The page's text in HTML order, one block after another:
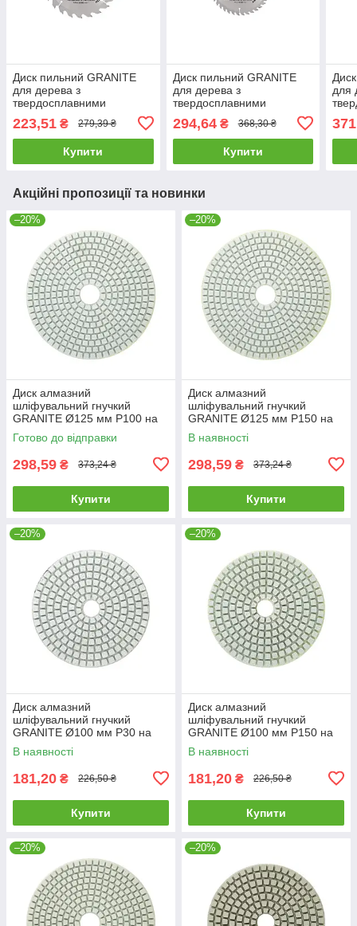
Диск пильний GRANITE
для дерева з
твердосплавними
адаптер 32-30/32-25.4
8000 об/хв 5-20-024 |Диск
223,51 ₴ 279,39 ₴
Купити
Диск пильний GRANITE
для дерева з
твердосплавними
адаптер 32-30/32-25.4
7600 об/хв 5-20-040 |Диск
294,64₴ 368,30 ₴
Купити
для
Акційні пропозиції та новинки
–20%
Диск алмазний
шліфувальний гнучкий
GRANITE Ø125 мм P100 на
липучці 2800 об/хв 9-12-010
Готово до відправки
298,59 ₴ 373,24 ₴
Купити
–20%
Диск алмазний
шліфувальний гнучкий
GRANITE Ø125 мм P150 на
липучці 2800 об/хв 9-12-015
В наявності
298,59 ₴ 373,24 ₴
Купити
–20%
Диск алмазний
шліфувальний гнучкий
GRANITE Ø100 мм P30 на
липучці 2800 об/хв 9-10-003
В наявності
181,20 ₴ 226,50 ₴
Купити
–20%
Диск алмазний
шліфувальний гнучкий
GRANITE Ø100 мм P150 на
липучці 2800 об/хв 9-10-015
В наявності
181,20 ₴ 226,50 ₴
Купити
–20% –20%